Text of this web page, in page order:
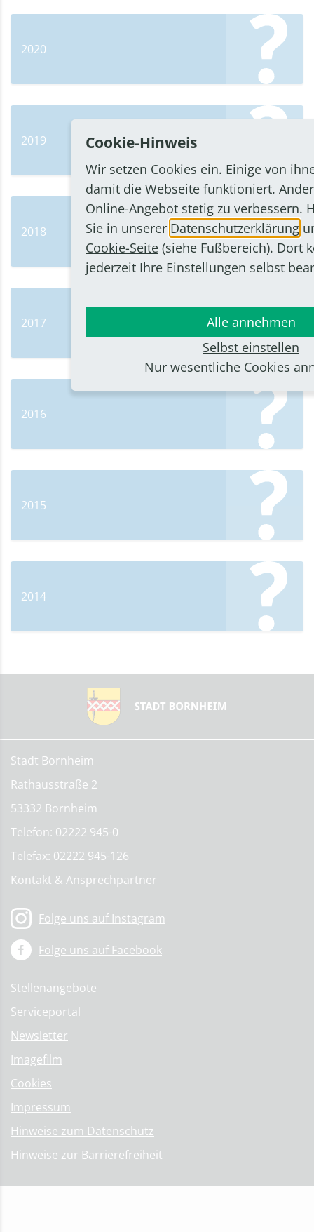
2020
2019
2018
2017
2016
2015
2014
Stadt Bornheim
Rathausstraße 2
53332 Bornheim
Telefon: 02222 945-0
Telefax: 02222 945-126
Kontakt & Ansprechpartner
Folge uns auf Instagram
Folge uns auf Facebook
Stellenangebote
Serviceportal
Newsletter
Imagefilm
Cookies
Impressum
Hinweise zum Datenschutz
Hinweise zur Barrierefreiheit
Cookie-Hinweis
Wir setzen Cookies ein. Einige von
damit die Webseite funktioniert.
Online-Angebot stetig zu verbessern.
Sie in unserer Datenschutzerklärung
Cookie-Seite (siehe Fußbereich). Dort
jederzeit Ihre Einstellungen selbst
Alle annehmen
Selbst einstellen
Nur wesentliche Cookies